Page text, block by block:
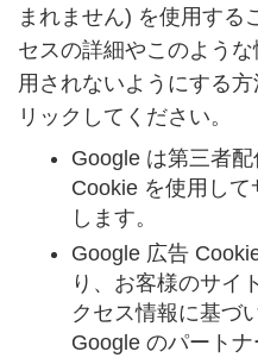
まれません) を使用する
セスの詳細やこのよう
用されないようにする方
リックしてください。
Google は第三者配
Cookie を使用し
します。
Google 広告
り、お客様のサイ
クセス情報に基づ
Google のパート